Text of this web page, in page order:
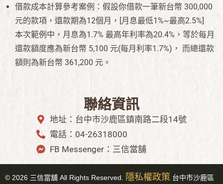
借款成本計算參考案例：假設你借款一筆新台幣 300,000
元的款項，還款期為12個月，[月息最低1%~最高2.5%]
本次範例中，月息為1.7% 最高年利率為20.4%，等於每月
還款額度應為新台幣 5,100 元(每月利率1.7%)， 而總還款
額則為新台幣 361,200 元。
聯絡資訊
地址：台中市沙鹿區鎮南路二段14號
電話：04-26318000
FB Messenger：三信當舖
© 2026 三信當舖 All Rights Reserved. 隱私權政策 台中市沙鹿區